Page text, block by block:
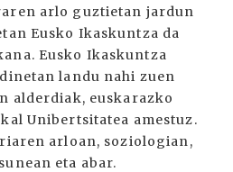
arlo guztietan jardun
Eusko Ikaskuntza da
Eusko Ikaskuntza
landu nahi zuen
alderdiak, euskarazko
Unibertsitatea amestuz.
arloan, soziologian,
eta abar.